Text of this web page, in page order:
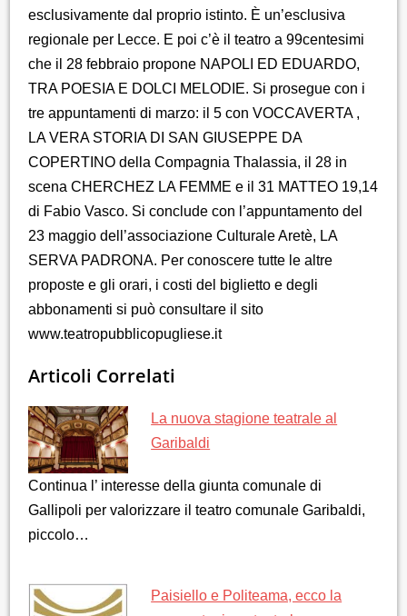
esclusivamente dal proprio istinto. È un’esclusiva
regionale per Lecce. E poi c’è il teatro a 99centesimi
che il 28 febbraio propone NAPOLI ED EDUARDO,
TRA POESIA E DOLCI MELODIE. Si prosegue con i
tre appuntamenti di marzo: il 5 con VOCCAVERTA ,
LA VERA STORIA DI SAN GIUSEPPE DA
COPERTINO della Compagnia Thalassia, il 28 in
scena CHERCHEZ LA FEMME e il 31 MATTEO 19,14
di Fabio Vasco. Si conclude con l’appuntamento del
23 maggio dell’associazione Culturale Aretè, LA
SERVA PADRONA. Per conoscere tutte le altre
proposte e gli orari, i costi del biglietto e degli
abbonamenti si può consultare il sito
www.teatropubblicopugliese.it
Articoli Correlati
La nuova stagione teatrale al
Garibaldi
Continua l’ interesse della giunta comunale di
Gallipoli per valorizzare il teatro comunale Garibaldi,
piccolo…
Paisiello e Politeama, ecco la